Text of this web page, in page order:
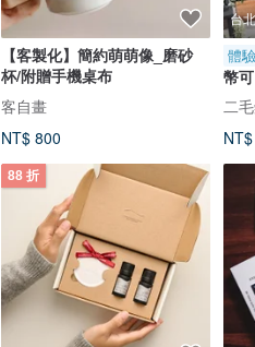
【客製化】簡約萌萌像_磨砂
杯/附贈手機桌布
客自畫
NT$ 800
88 折
台
體
幣
聖
二